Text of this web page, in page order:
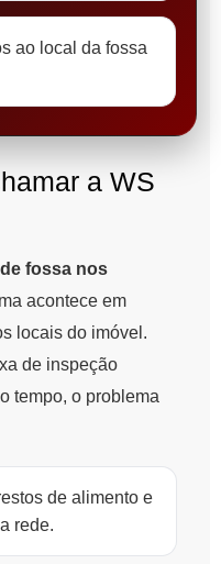
ao local da fossa
a WS
fossa nos
acontece em
locais do imóvel.
de inspeção
tempo, o problema
de alimento e
rede.